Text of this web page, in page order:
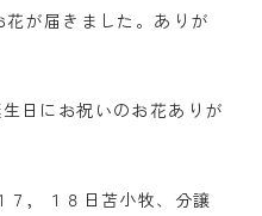
が届きました。ありが
にお祝いのお花ありが
，１８日苫小牧、分譲